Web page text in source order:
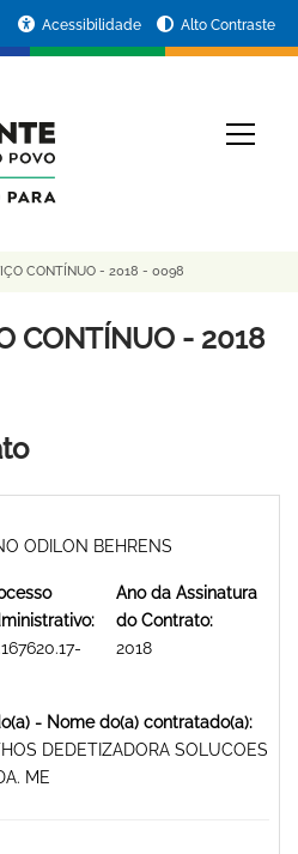
Acessibilidade Alto Contraste
CONTÍNUO - 2018 - 0098
CONTÍNUO - 2018
ODILON BEHRENS
Ano da Assinatura
do Contrato:
2018
- Nome do(a) contratado(a):
DEDETIZADORA SOLUCOES
ME